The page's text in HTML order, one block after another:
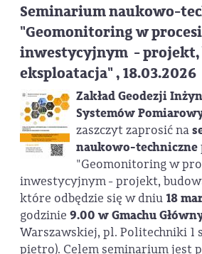
Seminarium naukowo-
"Geomonitoring w
inwestycyjnym - projekt,
eksploatacja" , 18.03.2026
Zakład Geodezji
Systemów
zaszczyt zaprosić na
naukowo-techniczne
"Geomonitoring w
inwestycyjnym - projekt,
które odbędzie się w dniu 18
godzinie 9.00 w Gmachu
Warszawskiej, pl. Politechniki 1
pietro). Celem seminarium jest